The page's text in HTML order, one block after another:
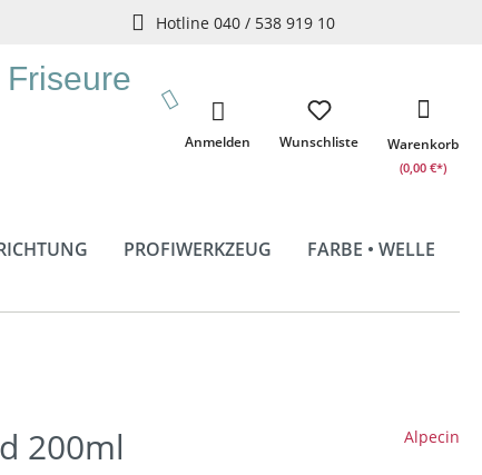
Hotline 040 / 538 919 10
Wunschliste
Anmelden Warenkorb
(0,00 €*)
PROFIWERKZEUG
FARBE • WELLE
200ml Alpecin